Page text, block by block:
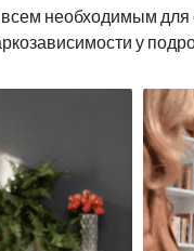
необходимым для
у